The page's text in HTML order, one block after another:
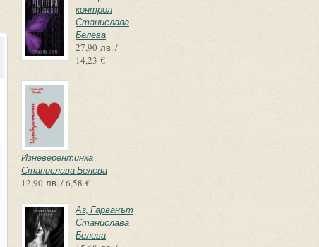
контрол
Станислава
Белева
27,90 лв. /
14,23 €
Изневерентинка
Станислава Белева
12,90 лв. / 6,58 €
Аз, Гарванът
Станислава
Белева